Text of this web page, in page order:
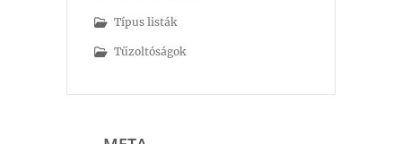
Típus listák
Tűzoltóságok